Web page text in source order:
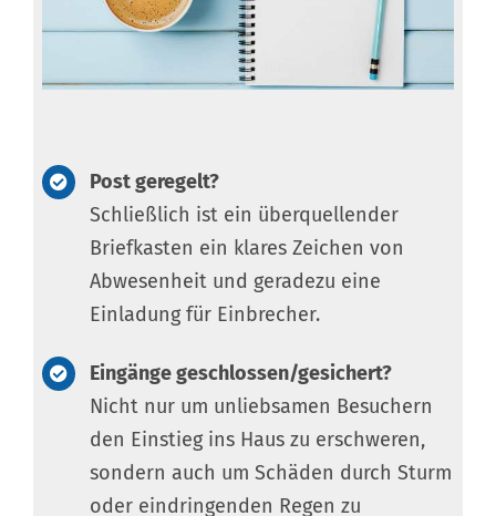
Post geregelt?
Schließlich ist ein überquellender
Briefkasten ein klares Zeichen von
Abwesenheit und geradezu eine
Einladung für Einbrecher.
Eingänge geschlossen/gesichert?
Nicht nur um unliebsamen Besuchern
den Einstieg ins Haus zu erschweren,
sondern auch um Schäden durch Sturm
oder eindringenden Regen zu